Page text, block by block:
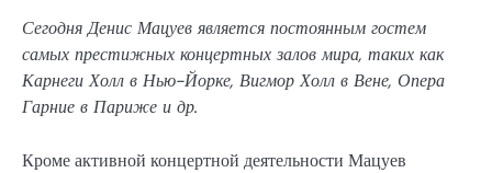
Сегодня Денис Мацуев является постоянным гостем
самых престижных концертных залов мира, таких как
Карнеги Холл в Нью-Йорке, Вигмор Холл в Вене, Опера
Гарние в Париже и др.
Кроме активной концертной деятельности Мацуев